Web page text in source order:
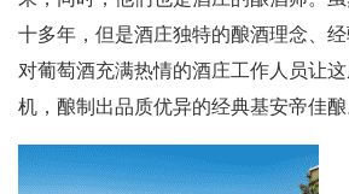
十多年，但是酒庄独特的酿酒理念、
对葡萄酒充满热情的酒庄工作人员让
机，酿制出品质优异的经典基安帝佳酿